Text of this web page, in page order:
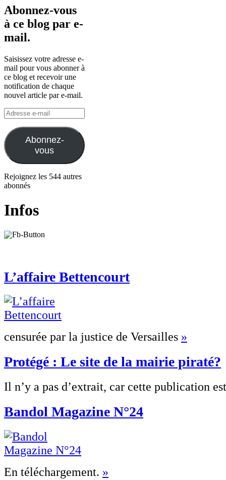
Abonnez-vous
à ce blog par e-
mail.
Saisissez votre adresse e-
mail pour vous abonner à
ce blog et recevoir une
notification de chaque
nouvel article par e-mail.
Adresse
e-
mail
Abonnez-
vous
Rejoignez les 544 autres
abonnés
Infos
L’affaire Bettencourt
censurée par la justice de Versailles »
Protégé : Le site de la mairie piraté?
Il n’y a pas d’extrait, car cette publication
Bandol Magazine N°24
En téléchargement. »